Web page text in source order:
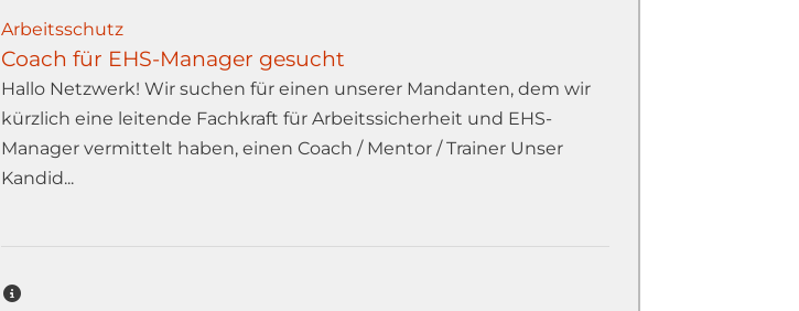
Arbeitsschutz
Coach für EHS-Manager gesucht
Hallo Netzwerk! Wir suchen für einen unserer Mandanten, dem wir
kürzlich eine leitende Fachkraft für Arbeitssicherheit und EHS-
Manager vermittelt haben, einen Coach / Mentor / Trainer Unser
Kandid...